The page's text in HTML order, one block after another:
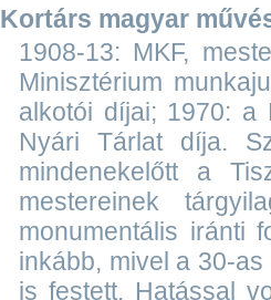
Kortárs magyar
1908-13: MKF,
Minisztérium
alkotói díjai; 1970: a
Nyári Tárlat díja.
mindenekelőtt a
mestereinek
monumentális iránti
inkább, mivel a 30-
is festett. Hatással